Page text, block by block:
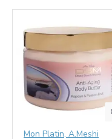
Mon Platin, A.Meshi